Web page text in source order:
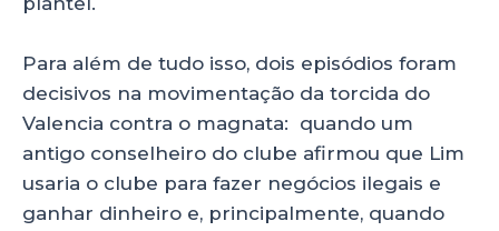
Para além de tudo isso, dois episódios foram
decisivos na movimentação da torcida do
Valencia contra o magnata: quando um
antigo conselheiro do clube afirmou que Lim
usaria o clube para fazer negócios ilegais e
ganhar dinheiro e, principalmente, quando